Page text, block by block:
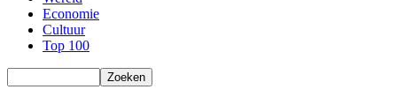
Economie
Cultuur
Top 100